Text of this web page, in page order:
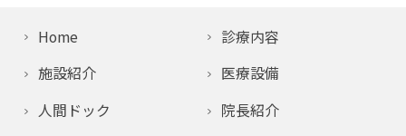
Home
診療内容
施設紹介
医療設備
人間ドック
院長紹介